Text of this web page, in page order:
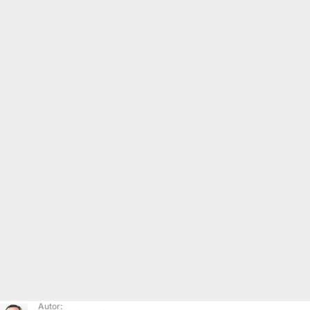
Autor: